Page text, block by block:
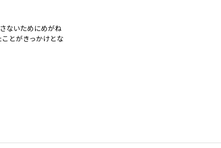
ないためにめがね
とがきっかけとな